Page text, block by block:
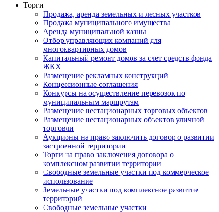
Торги
Продажа, аренда земельных и лесных участков
Продажа муниципального имущества
Аренда муниципальной казны
Отбор управляющих компаний для
многоквартирных домов
Капитальный ремонт домов за счет средств фонда
ЖКХ
Размещение рекламных конструкций
Концессионные соглашения
Конкурсы на осуществление перевозок по
муниципальным маршрутам
Размещение нестационарных торговых объектов
Размещение нестационарных объектов уличной
торговли
Аукционы на право заключить договор о развитии
застроенной территории
Торги на право заключения договора о
комплексном развитии территории
Свободные земельные участки под коммерческое
использование
Земельные участки под комплексное развитие
территорий
Свободные земельные участки